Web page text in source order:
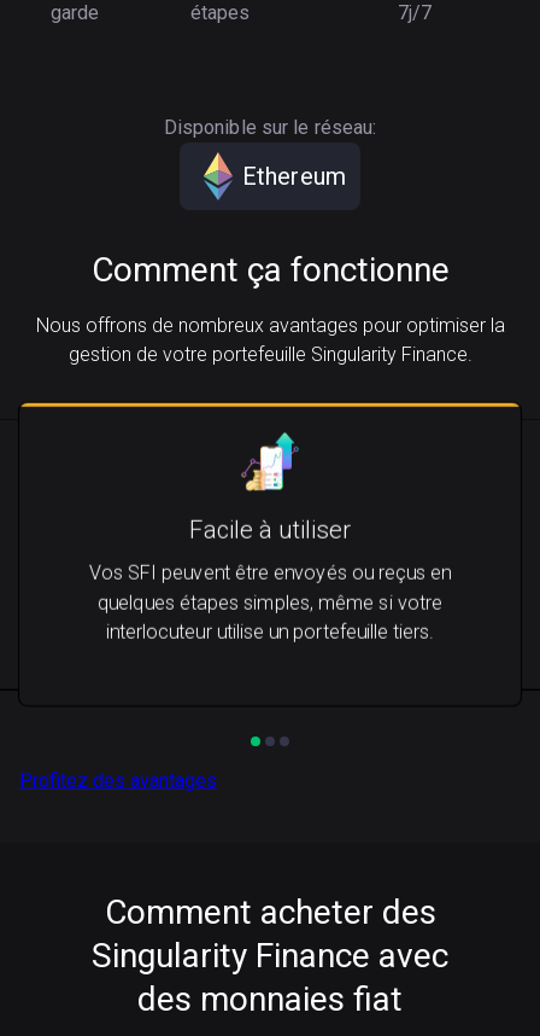
garde
étapes
7j/7
Disponible sur le réseau:
Ethereum
Comment ça fonctionne
Nous offrons de nombreux avantages pour optimiser la
gestion de votre portefeuille Singularity Finance.
Facile à utiliser
Vos SFI peuvent être envoyés ou reçus en
quelques étapes simples, même si votre
interlocuteur utilise un portefeuille tiers.
Profitez des avantages
Comment acheter des
Singularity Finance avec
des monnaies fiat